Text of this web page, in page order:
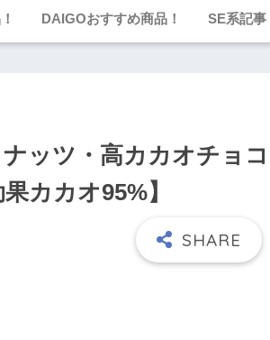
DAIGOおすすめ商品！ SE系記事
ッツ・高カカオチョコ
カカオ95%】